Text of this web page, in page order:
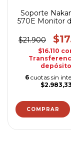
Soporte
570E Monitor
$21.900
$16.110
depósito
6 cuotas sin
$2.983,33